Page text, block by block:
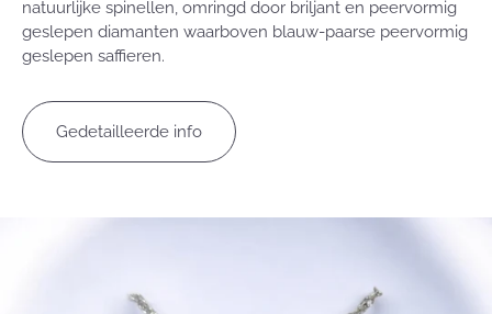
natuurlijke spinellen, omringd door briljant en peervormig
geslepen diamanten waarboven blauw-paarse peervormig
geslepen saffieren.
Gedetailleerde info